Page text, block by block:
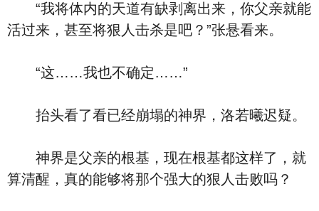
“我将体内的天道有缺剥离出来，你父亲就能
活过来，甚至将狠人击杀是吧？”张悬看来。
“这……我也不确定……”
抬头看了看已经崩塌的神界，洛若曦迟疑。
神界是父亲的根基，现在根基都这样了，就
算清醒，真的能够将那个强大的狠人击败吗？